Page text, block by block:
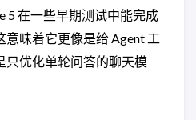
5 在一些早期测试中能完成
味着它更像是给 Agent 工
只优化单轮问答的聊天模